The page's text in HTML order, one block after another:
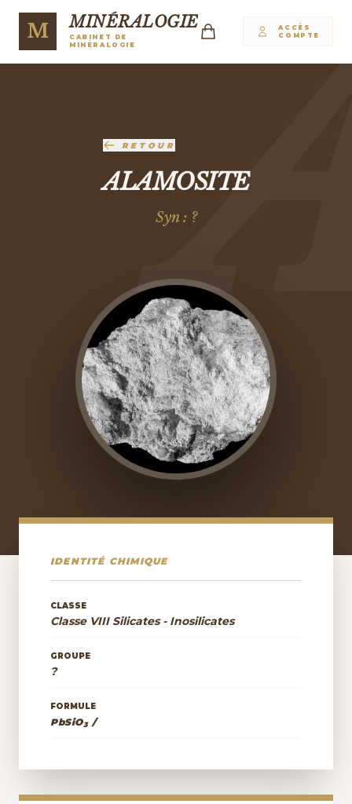
M MINÉRALOGIE
CABINET DE
MINÉRALOGIE
ACCÈS
COMPTE
RETOUR
ALAMOSITE
Syn : ?
IDENTITÉ CHIMIQUE
CLASSE
Classe VIII Silicates - Inosilicates
GROUPE
?
FORMULE
PbSiO3/